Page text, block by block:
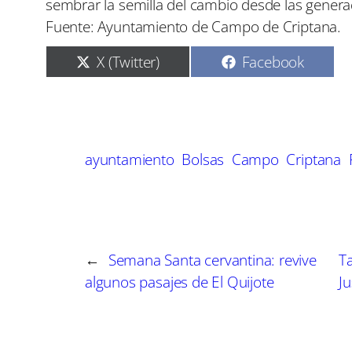
sembrar la semilla del cambio desde las
Fuente: Ayuntamiento de Campo de Criptana.
C
o
i
X (Twitter) C
o
i
Facebook
ayuntamiento Bolsas Campo Criptana
← Semana Santa cervantina: revive
algunos pasajes de El Quijote